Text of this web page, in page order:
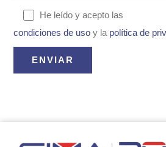
He leído y acepto las
condiciones de uso y la política de